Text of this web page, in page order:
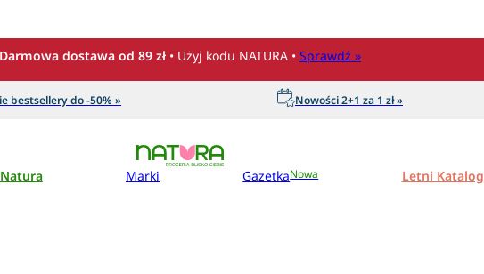
Darmowa dostawa od 89 zł • Użyj kodu NATURA • Sprawdź »
bestsellery do -50% » Nowości 2+1 za 1 zł »
Marki GazetkaNowa Letni Katalog